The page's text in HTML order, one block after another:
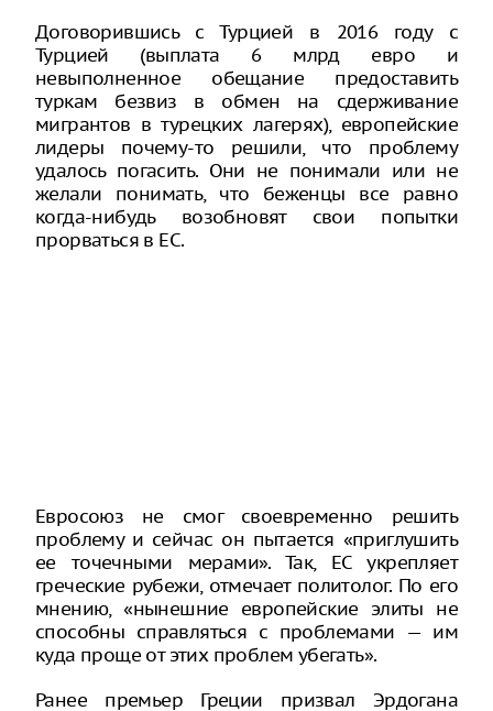
Договорившись с Турцией в 2016 году с
Турцией (выплата 6 млрд евро и
невыполненное обещание предоставить
туркам безвиз в обмен на сдерживание
мигрантов в турецких лагерях), европейские
лидеры почему-то решили, что проблему
удалось погасить. Они не понимали или не
желали понимать, что беженцы все равно
когда-нибудь возобновят свои попытки
прорваться в ЕС.
Евросоюз не смог своевременно решить
проблему и сейчас он пытается «приглушить
ее точечными мерами». Так, ЕС укрепляет
греческие рубежи, отмечает политолог. По его
мнению, «нынешние европейские элиты не
способны справляться с проблемами — им
куда проще от этих проблем убегать».
Ранее премьер Греции призвал Эрдогана